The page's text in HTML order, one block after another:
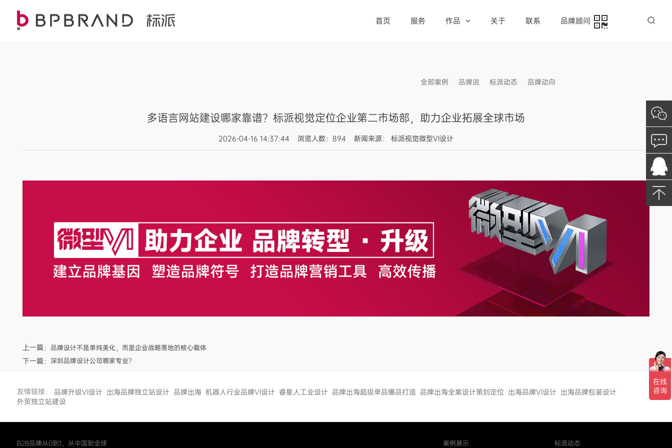
首页 服务 作品 关于 联系 品牌顾问
全部案例 品牌说 标派动态 品牌动向
多语言网站建设哪家靠谱？标派视觉定位企业第二市场部，助力企业拓展全球市场
2026-04-16 14:37:44 浏览人数：894 新闻来源： 标派视觉微型VI设计
上一篇： 品牌设计不是单纯美化，而是企业战略落地的核心载体
下一篇： 深圳品牌设计公司哪家专业？
友情链接： 品牌升级VI设计 出海品牌独立站设计 品牌出海 机器人行业品牌VI设计 睿星人工业设计 品牌出海超级单品爆品打造 品牌出海全案设计策划定位 出海品牌VI设计 出海品牌包装设计
外贸独立站建设
B2B品牌从0到1，从中国到全球 案例展示 标派动态